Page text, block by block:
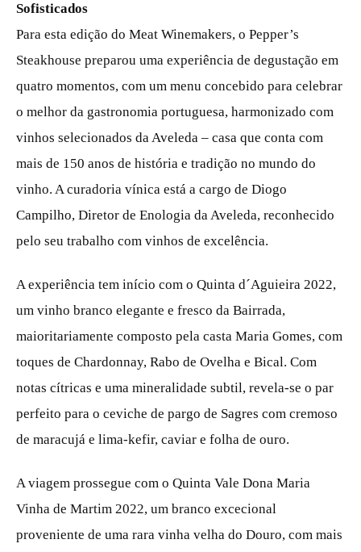
Sofisticados
Para esta edição do Meat Winemakers, o Pepper’s
Steakhouse preparou uma experiência de degustação em
quatro momentos, com um menu concebido para celebrar
o melhor da gastronomia portuguesa, harmonizado com
vinhos selecionados da Aveleda – casa que conta com
mais de 150 anos de história e tradição no mundo do
vinho. A curadoria vínica está a cargo de Diogo
Campilho, Diretor de Enologia da Aveleda, reconhecido
pelo seu trabalho com vinhos de excelência.
A experiência tem início com o Quinta d´Aguieira 2022,
um vinho branco elegante e fresco da Bairrada,
maioritariamente composto pela casta Maria Gomes, com
toques de Chardonnay, Rabo de Ovelha e Bical. Com
notas cítricas e uma mineralidade subtil, revela-se o par
perfeito para o ceviche de pargo de Sagres com cremoso
de maracujá e lima-kefir, caviar e folha de ouro.
A viagem prossegue com o Quinta Vale Dona Maria
Vinha de Martim 2022, um branco excecional
proveniente de uma rara vinha velha do Douro, com mais